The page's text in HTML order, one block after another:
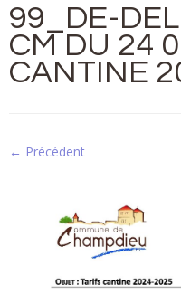
99_DE-
CM DU 24
CANTINE
← Précédent